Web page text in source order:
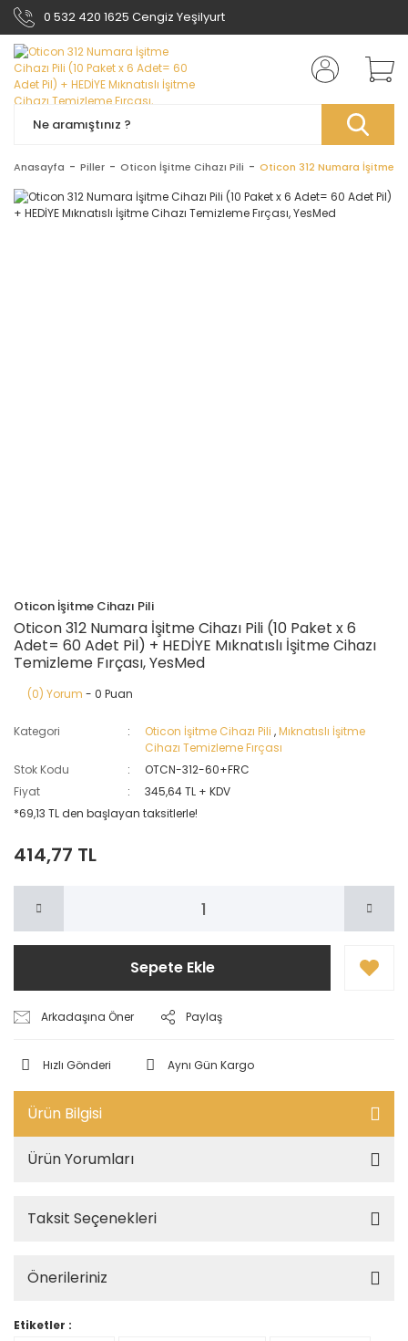
0 532 420 1625 Cengiz Yeşilyurt
Anasayfa Piller Oticon İşitme Cihazı Pili Oticon 312 Numara İşitme
Oticon İşitme Cihazı Pili
Oticon 312 Numara İşitme Cihazı Pili (10 Paket x 6
Adet= 60 Adet Pil) + HEDİYE Mıknatıslı İşitme Cihazı
Temizleme Fırçası, YesMed
(0) Yorum - 0 Puan
Kategori Oticon İşitme Cihazı Pili ,Mıknatıslı İşitme
Cihazı Temizleme Fırçası
Stok Kodu
OTCN-312-60+FRC
Fiyat
345,64 TL + KDV
*69,13 TL den başlayan taksitlerle!
414,77 TL
Sepete Ekle
Arkadaşına Öner Paylaş
Hızlı Gönderi Aynı Gün Kargo
Ürün Bilgisi
Ürün Yorumları
Taksit Seçenekleri
Önerileriniz
Etiketler :